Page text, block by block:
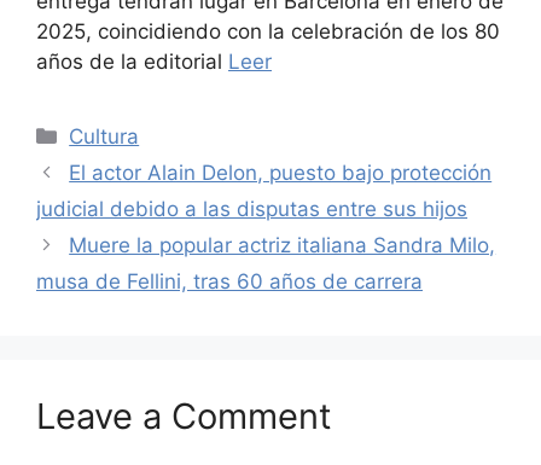
2025, coincidiendo con la celebración de los 80
años de la editorial Leer
Categories
Cultura
El actor Alain Delon, puesto bajo protección
judicial debido a las disputas entre sus hijos
Muere la popular actriz italiana Sandra Milo,
musa de Fellini, tras 60 años de carrera
Leave a Comment